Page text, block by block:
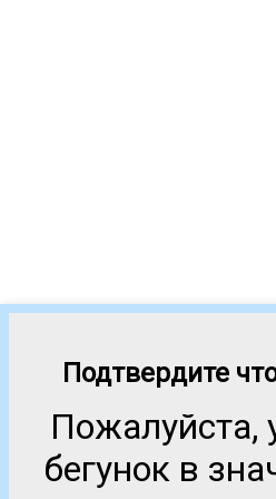
Подтвердите
Пожалуйста,
бегунок в